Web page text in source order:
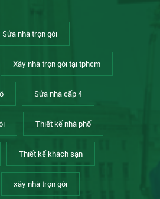
Sửa nhà trọn gói
Xây nhà trọn gói tại tphcm
Sửa nhà cấp 4
Thiết kế nhà phố
Thiết kế khách sạn
xây nhà trọn gói